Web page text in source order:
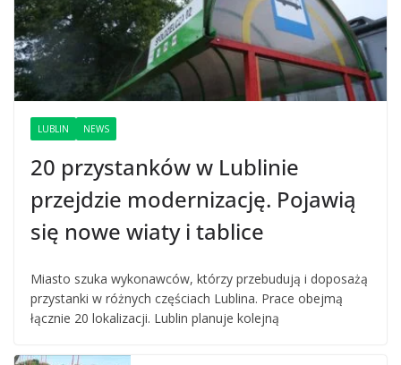
LUBLIN NEWS
20 przystanków w Lublinie
przejdzie modernizację. Pojawią
się nowe wiaty i tablice
Miasto szuka wykonawców, którzy przebudują i doposażą
przystanki w różnych częściach Lublina. Prace obejmą
łącznie 20 lokalizacji. Lublin planuje kolejną